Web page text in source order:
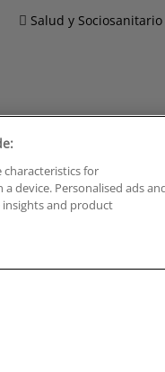
Salud y Sociosanitario
Cursos en
Cursos en Toledo
characteristics for
device. Personalised ads
and product